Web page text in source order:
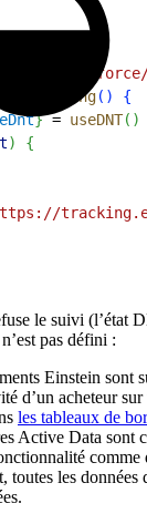
( )
{
} = useDNT( )
)
{
le suivi (l’état
pas défini :
Einstein sont
d’un acheteur sur
les tableaux de
Active Data sont
comme
toutes les données